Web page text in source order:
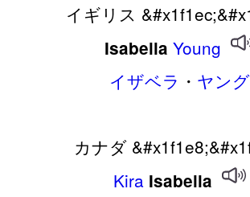
イギリス
Isabella Young
イザベラ ・ ヤング
カナダ
Kira Isabella